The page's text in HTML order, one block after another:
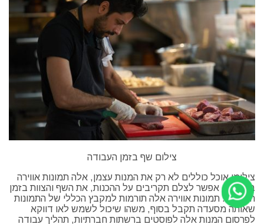
צילום שף בזמן העבודה
צילומי אוכל כוללים לא רק את המנות עצמן, אלה תמונות אווירה
במטבח. אפשר לצלם תקריבים על ההכנות, את השף והצוות בזמן
העבודה. תמונות אווירה אלה תורמות למקבץ הכללי של התמונות
שאותה מסעדה תקבל בסוף, משהו שיכול לשמש לאו דווקא
לפרסום המנות אלה לפוסטים ברשתות חברתיות, תהליך עבודה